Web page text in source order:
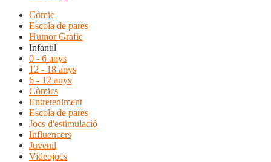
Còmic
Escola de pares
Humor Gràfic
Infantil
0 - 6 anys
12 - 18 anys
6 - 12 anys
Còmics
Entreteniment
Escola de pares
Jocs d'estimulació
Influencers
Juvenil
Videojocs